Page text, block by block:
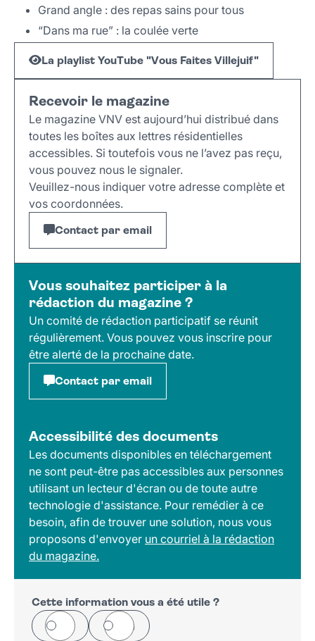
Grand angle : des repas sains pour tous
“Dans ma rue” : la coulée verte
La playlist YouTube "Vous Faites Villejuif"
Recevoir le magazine
Le magazine VNV est aujourd’hui distribué dans
toutes les boîtes aux lettres résidentielles
accessibles. Si toutefois vous ne l’avez pas reçu,
vous pouvez nous le signaler.
Veuillez-nous indiquer votre adresse complète et
vos coordonnées.
Contact par email
Vous souhaitez participer à la
rédaction du magazine ?
Un comité de rédaction participatif se réunit
régulièrement. Vous pouvez vous inscrire pour
être alerté de la prochaine date.
Contact par email
Accessibilité des documents
Les documents disponibles en téléchargement
ne sont peut-être pas accessibles aux personnes
utilisant un lecteur d'écran ou de toute autre
technologie d'assistance. Pour remédier à ce
besoin, afin de trouver une solution, nous vous
proposons d'envoyer un courriel à la rédaction
du magazine.
Cette information vous a été utile ?
Oui Non